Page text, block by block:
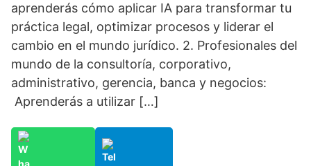
aprenderás cómo aplicar IA para transformar tu
práctica legal, optimizar procesos y liderar el
cambio en el mundo jurídico. 2. Profesionales del
mundo de la consultoría, corporativo,
administrativo, gerencia, banca y negocios:
Aprenderás a utilizar […]